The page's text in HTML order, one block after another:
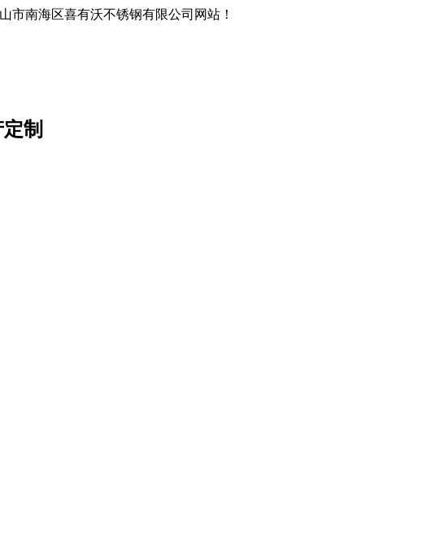
市南海区喜有沃不锈钢有限公司网站！
制